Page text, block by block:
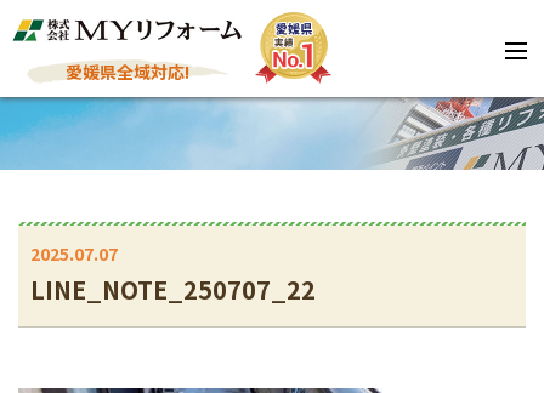
愛媛県全域対応!
2025.07.07
LINE_NOTE_250707_22